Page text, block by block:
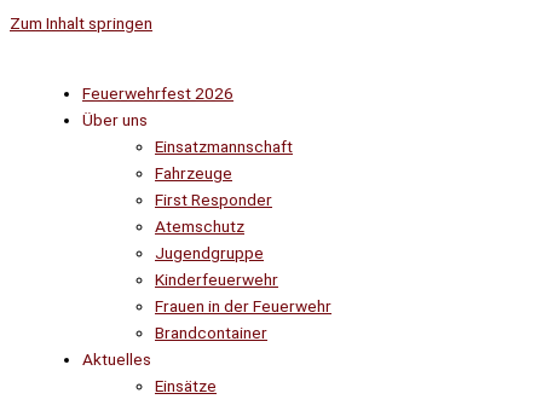
Zum Inhalt springen
Feuerwehrfest 2026
Über uns
Einsatzmannschaft
Fahrzeuge
First Responder
Atemschutz
Jugendgruppe
Kinderfeuerwehr
Frauen in der Feuerwehr
Brandcontainer
Aktuelles
Einsätze